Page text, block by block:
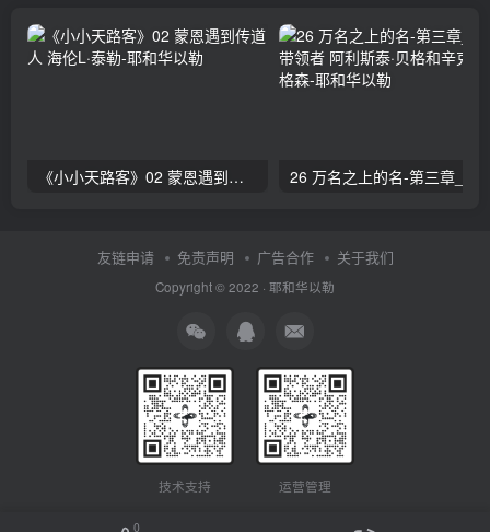
《小小天路客》02 蒙恩遇到传道人 海伦L·泰勒
友链申请 免责声明 广告合作 关于我们
Copyright © 2022 · 耶和华以勒
技术支持 运营管理
0